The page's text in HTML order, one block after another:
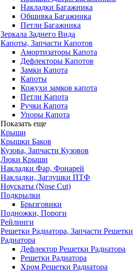
Накладки Багажника
Обшивка Багажника
Петли Багажника
Зеркала Заднего Вида
Капоты, Запчасти Капотов
Амортизаторы Капота
Дефлекторы Капотов
Замки Капота
Капоты
Кожухи замков капота
Петли Капота
Ручки Капота
Упоры Капота
Показать еще
Крыши
Крышки Баков
Кузова, Запчасти Кузовов
Люки Крыши
Накладки Фар, Фонарей
Накладки, Заглушки ПТФ
Ноускаты (Nose Cut)
Подкрылки
Брызговики
Подножки, Пороги
Рейлинги
Решетки Радиатора, Запчасти Решетки
Радиатора
Дефлектор Решетки Радиатора
Решетки Радиатора
Хром Решетки Радиатора